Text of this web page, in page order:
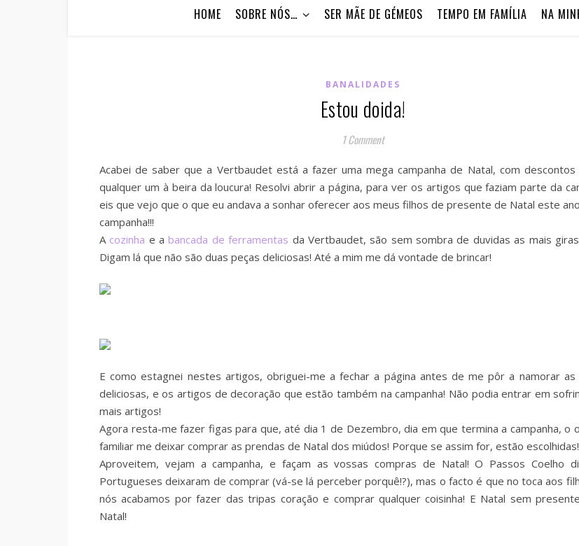
HOME SOBRE NÓS… SER MÃE DE GÉMEOS TEMPO EM FAMÍLIA NA
BANALIDADES
Estou doida!
1 Comment
Acabei de saber que a Vertbaudet está a fazer uma mega campanha de Natal, com
qualquer um à beira da loucura! Resolvi abrir a página, para ver os artigos que faziam parte da
eis que vejo que o que eu andava a sonhar oferecer aos meus filhos de presente de Natal este
campanha!!!
A cozinha e abancada de ferramentas da Vertbaudet, são sem sombra de duvidas as mais
Digam lá que não são duas peças deliciosas! Até a mim me dá vontade de brincar!
E como estagnei nestes artigos, obriguei-me a fechar a página antes de me pôr a namorar as
deliciosas, e os artigos de decoração que estão também na campanha! Não podia entrar em
mais artigos!
Agora resta-me fazer figas para que, até dia 1 de Dezembro, dia em que termina a campanha, o
familiar me deixar comprar as prendas de Natal dos miúdos! Porque se assim for, estão
Aproveitem, vejam a campanha, e façam as vossas compras de Natal! O Passos Coelho
Portugueses deixaram de comprar (vá-se lá perceber porquê!?), mas o facto é que no toca aos
nós acabamos por fazer das tripas coração e comprar qualquer coisinha! E Natal sem
Natal!